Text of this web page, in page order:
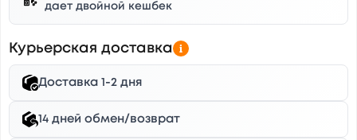
дает двойной кешбек
Курьерская доставка
Доставка 1-2 дня
14 дней обмен/возврат